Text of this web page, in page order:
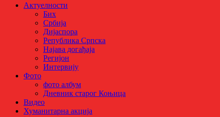
Актуелности
Бих
Србија
Дијаспора
Република Српска
Најава догађаја
Регијон
Интервију
Фото
фото албум
Дневник старог Коњица
Видео
Хуманитарна акција